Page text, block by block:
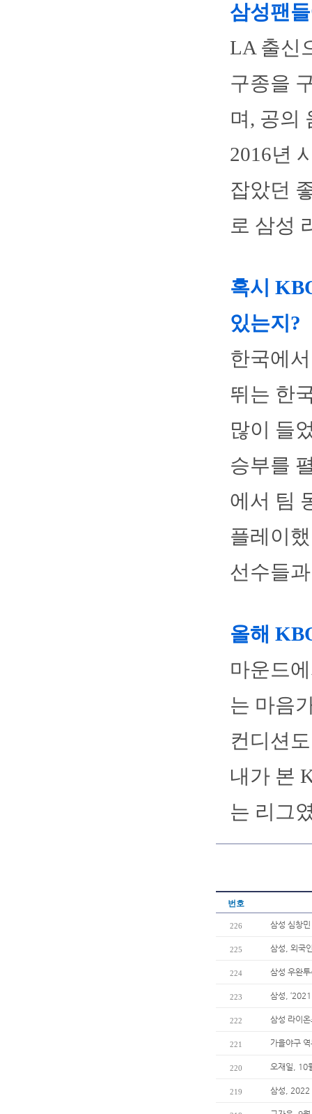
삼성팬
LA 출신
구종을
며, 공의
2016년
잡았던
로 삼성
혹시
있는지?
한국에
뛰는 한
많이 들
승부를
에서 팀
플레이
선수들
올해
마운드
는 마음
컨디션
내가 본
는 리그
번호
226 삼성 심창
225 삼성, 외국
224 삼성 우완
223 삼성,
222 삼성 라이
221 가을야구
220 오재일, 10
219 삼성, 2022